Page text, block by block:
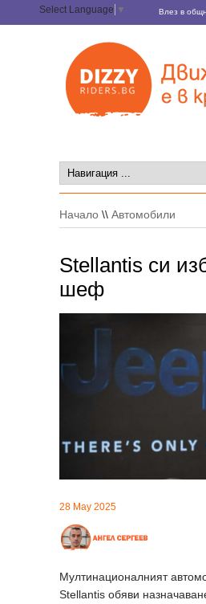
Select Language ▼ Влез в
Начало \\ Автомобили
Stellantis си
шеф
28 May 2025
Мултинационалният
Stellantis обяви